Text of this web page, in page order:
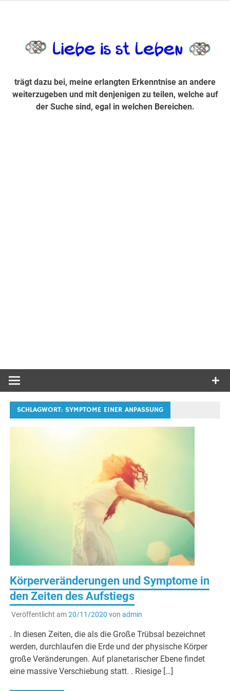
Suche sind, egal in welchen Bereichen.
trägt dazu bei, meine erlangten Erkenntnise an andere
weiterzugeben und mit denjenigen zu teilen, welche auf
der Suche sind, egal in welchen Bereichen.
SCHLAGWORT: SYMPTOME EINER ANPASSUNG
Körperveränderungen und Symptome in
den Zeiten des Aufstiegs
Veröffentlicht am20/11/2020 von admin
. In diesen Zeiten, die als die Große Trübsal bezeichnet
werden, durchlaufen die Erde und der physische Körper
große Veränderungen. Auf planetarischer Ebene findet
eine massive Verschiebung statt. . Riesige […]